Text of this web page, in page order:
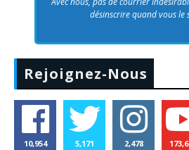
désinscrire quand vous le
Rejoignez-Nous
10,954 5,171 2,478